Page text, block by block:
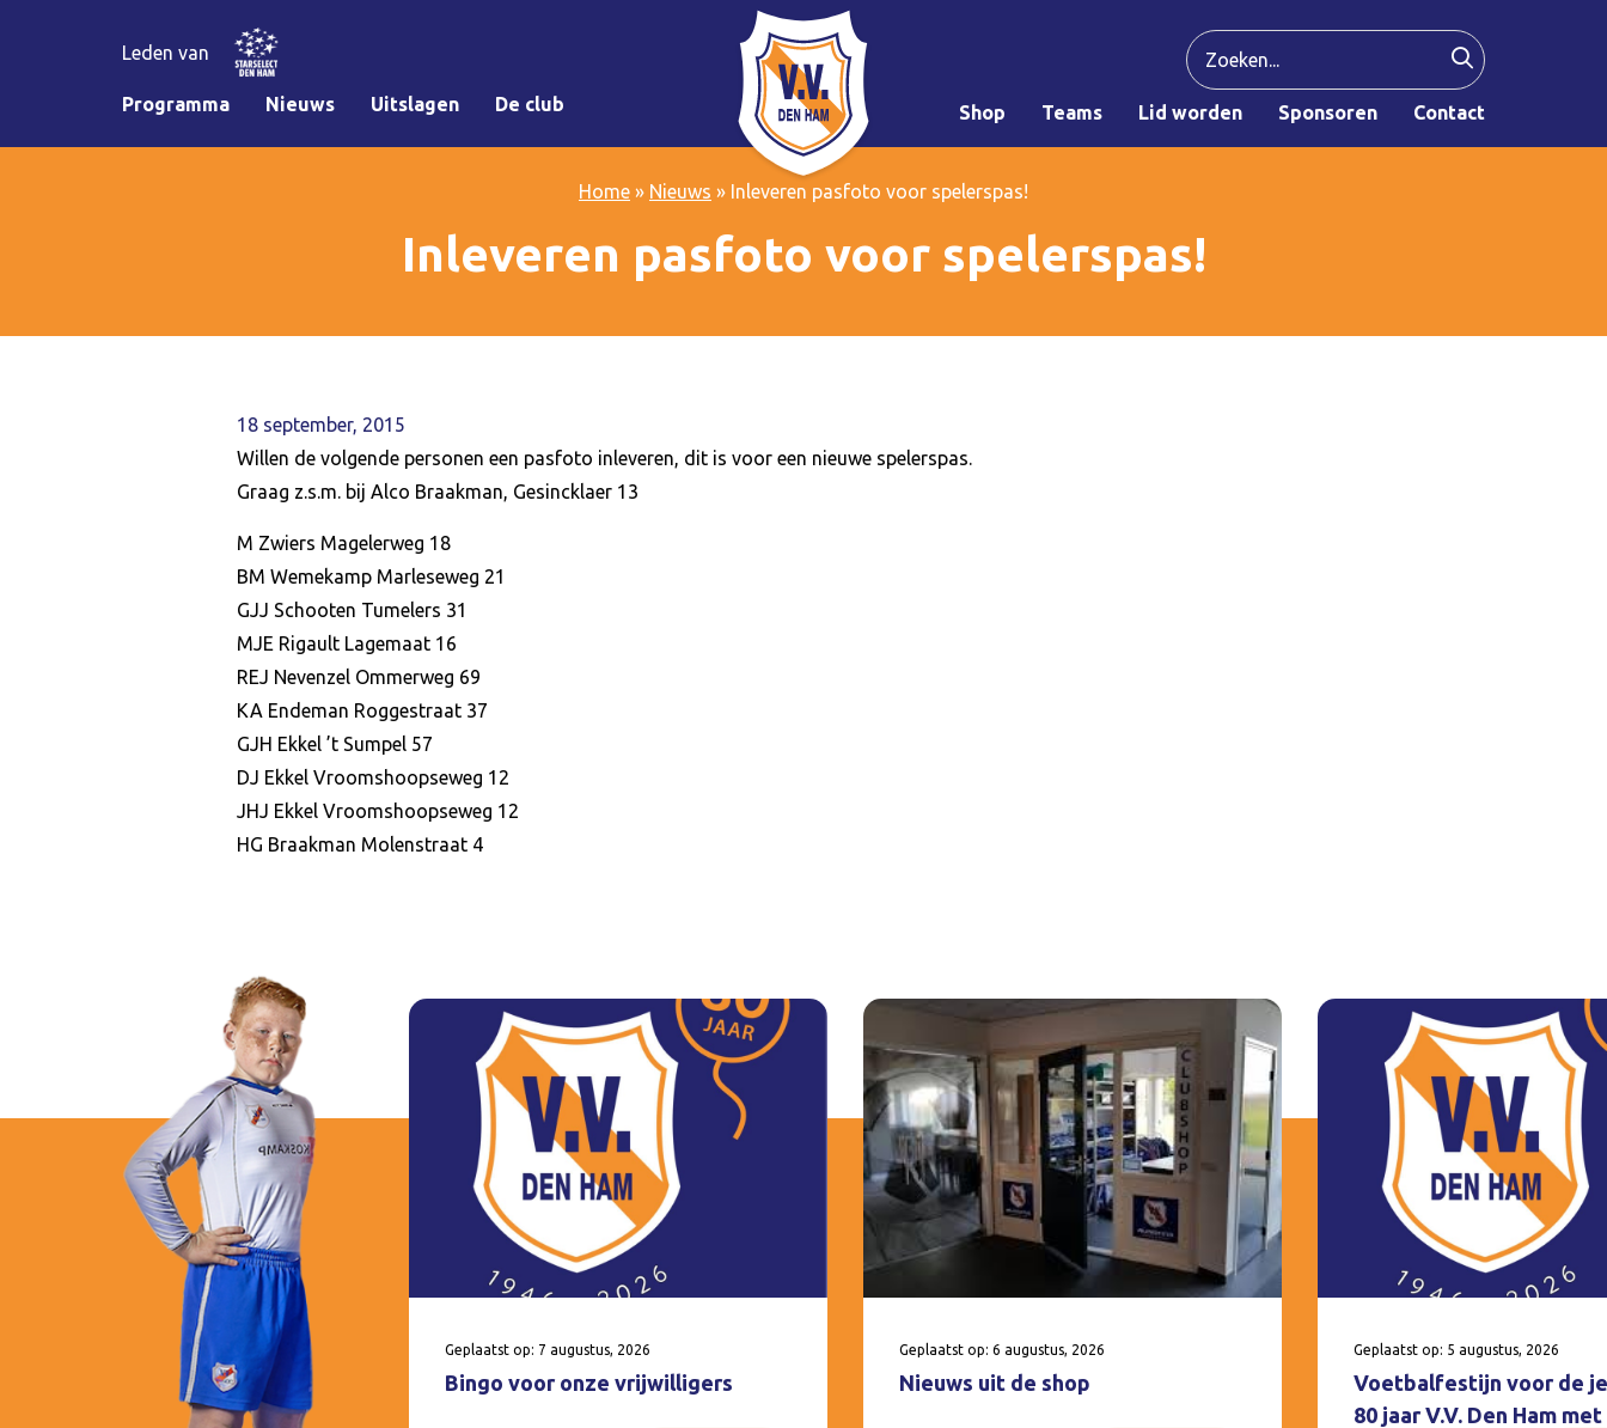
Leden van
Programma Nieuws Uitslagen De club Shop Teams Lid worden Sponsoren Contact
Home » Nieuws » Inleveren pasfoto voor spelerspas!
Inleveren pasfoto voor spelerspas!
18 september, 2015
Willen de volgende personen een pasfoto inleveren, dit is voor een nieuwe spelerspas.
Graag z.s.m. bij Alco Braakman, Gesincklaer 13
M Zwiers Magelerweg 18
BM Wemekamp Marleseweg 21
GJJ Schooten Tumelers 31
MJE Rigault Lagemaat 16
REJ Nevenzel Ommerweg 69
KA Endeman Roggestraat 37
GJH Ekkel ’t Sumpel 57
DJ Ekkel Vroomshoopseweg 12
JHJ Ekkel Vroomshoopseweg 12
HG Braakman Molenstraat 4
Geplaatst op: 7 augustus, 2026
Bingo voor onze vrijwilligers
Geplaatst op: 6 augustus, 2026
Nieuws uit de shop
Geplaatst op: 5 augustus, 2026
Voetbalfestijn voor de
80 jaar V.V. Den Ham